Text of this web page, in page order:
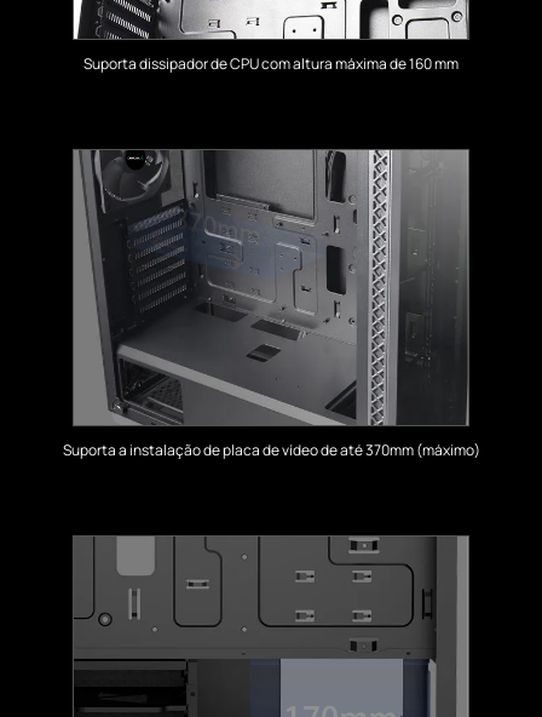
Suporta dissipador de CPU com altura máxima de 160 mm
Suporta a instalação de placa de vídeo de até 370mm (máximo)